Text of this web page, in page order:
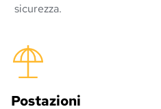
sicurezza.
Postazioni